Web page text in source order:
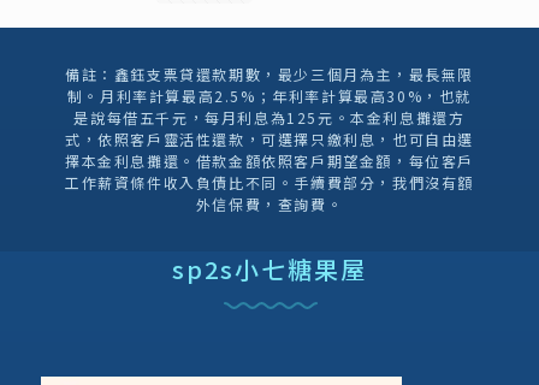
備註：鑫鈺支票貸還款期數，最少三個月為主，最長無限
制。月利率計算最高2.5%；年利率計算最高30%，也就
是說每借五千元，每月利息為125元。本金利息攤還方
式，依照客戶靈活性還款，可選擇只繳利息，也可自由選
擇本金利息攤還。借款金額依照客戶期望金額，每位客戶
工作薪資條件收入負債比不同。手續費部分，我們沒有額
外信保費，查詢費。
sp2s小七糖果屋